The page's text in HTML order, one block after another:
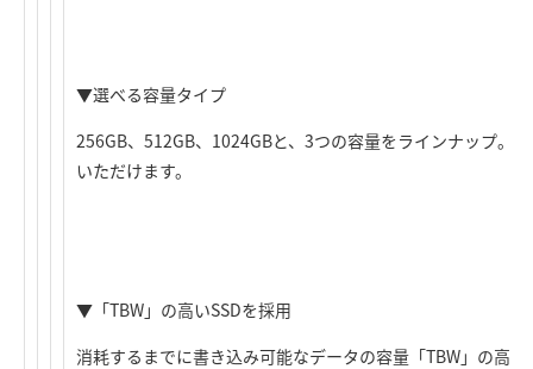
▼選べる容量タイプ
256GB、512GB、1024GBと、3つの容量をラインナップ。
いただけます。
▼「TBW」の高いSSDを採用
消耗するまでに書き込み可能なデータの容量「TBW」の高